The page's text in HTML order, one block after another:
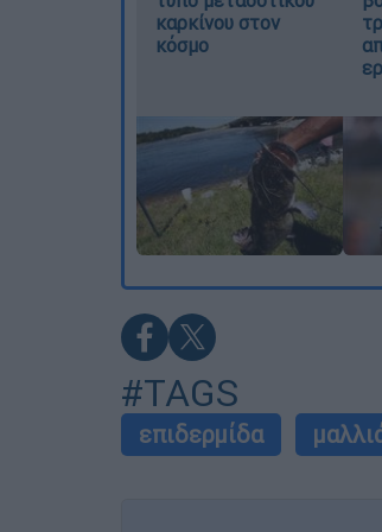
καρκίνου στον
κόσμο
#TAGS
επιδερμίδα